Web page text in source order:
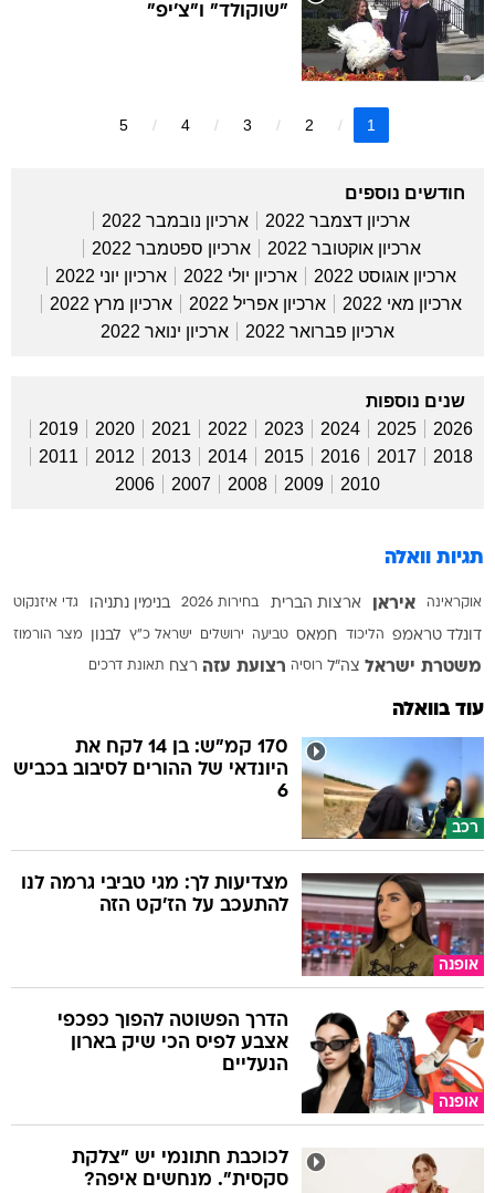
"שוקולד" ו"צ'יפ"
1
2
3
4
5
חודשים נוספים
ארכיון דצמבר 2022
ארכיון נובמבר 2022
ארכיון אוקטובר 2022
ארכיון ספטמבר 2022
ארכיון אוגוסט 2022
ארכיון יולי 2022
ארכיון יוני 2022
ארכיון מאי 2022
ארכיון אפריל 2022
ארכיון מרץ 2022
ארכיון פברואר 2022
ארכיון ינואר 2022
שנים נוספות
2026
2025
2024
2023
2022
2021
2020
2019
2018
2017
2016
2015
2014
2013
2012
2011
2010
2009
2008
2007
2006
תגיות וואלה
אוקראינה איראן ארצות הברית בחירות 2026 בנימין נתניהו גדי איזנקוט
דונלד טראמפ הליכוד חמאס טביעה ירושלים ישראל כ"ץ לבנון מצר הורמוז
משטרת ישראל צה"ל רוסיה רצועת עזה רצח תאונת דרכים
עוד בוואלה
רכב
170 קמ"ש: בן 14 לקח את
היונדאי של ההורים לסיבוב בכביש
6
אופנה
מצדיעות לך: מגי טביבי גרמה לנו
להתעכב על הז'קט הזה
אופנה
הדרך הפשוטה להפוך כפכפי
אצבע לפיס הכי שיק בארון
הנעליים
לכוכבת חתונמי יש "צלקת
סקסית". מנחשים איפה?